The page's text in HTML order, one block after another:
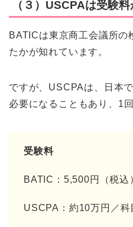
（３）USCPAは受験
BATICは東京商工会議所の
たかが知れています。
ですが、USCPAは、日本
必要になることもあり、1
受験料
BATIC：5,500円（税込
USCPA：約10万円／科